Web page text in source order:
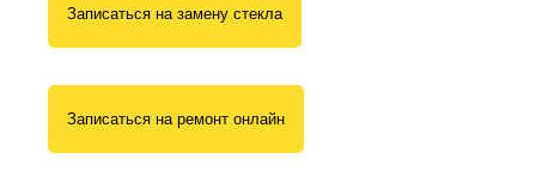
Записаться на замену стекла
Записаться на ремонт онлайн